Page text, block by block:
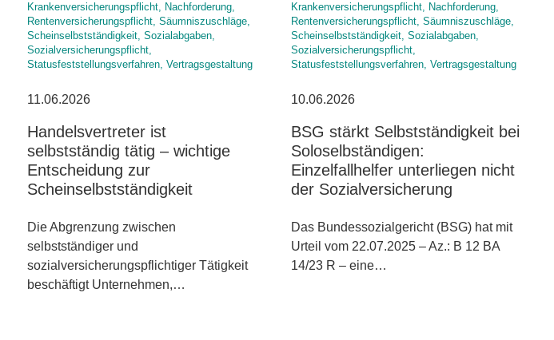
Krankenversicherungspflicht, Nachforderung,
Rentenversicherungspflicht, Säumniszuschläge,
Scheinselbstständigkeit, Sozialabgaben,
Sozialversicherungspflicht,
Statusfeststellungsverfahren, Vertragsgestaltung
11.06.2026
Handelsvertreter ist
selbstständig tätig – wichtige
Entscheidung zur
Scheinselbstständigkeit
Die Abgrenzung zwischen
selbstständiger und
sozialversicherungspflichtiger Tätigkeit
beschäftigt Unternehmen,…
Krankenversicherungspflicht, Nachforderung,
Rentenversicherungspflicht, Säumniszuschläge,
Scheinselbstständigkeit, Sozialabgaben,
Sozialversicherungspflicht,
Statusfeststellungsverfahren, Vertragsgestaltung
10.06.2026
BSG stärkt Selbstständigkeit bei
Soloselbständigen:
Einzelfallhelfer unterliegen nicht
der Sozialversicherung
Das Bundessozialgericht (BSG) hat mit
Urteil vom 22.07.2025 – Az.: B 12 BA
14/23 R – eine…